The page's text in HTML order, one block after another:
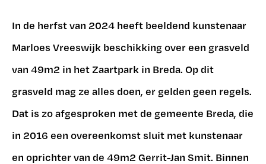
In de herfst van 2024 heeft beeldend kunstenaar
Marloes Vreeswijk beschikking over een grasveld
van 49m2 in het Zaartpark in Breda. Op dit
grasveld mag ze alles doen, er gelden geen regels.
Dat is zo afgesproken met de gemeente Breda, die
in 2016 een overeenkomst sluit met kunstenaar
en oprichter van de 49m2 Gerrit-Jan Smit. Binnen